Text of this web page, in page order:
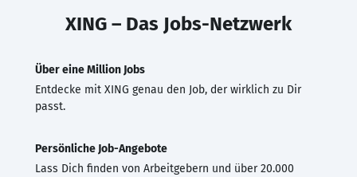
XING – Das Jobs-Netzwerk
Über eine Million Jobs
Entdecke mit XING genau den Job, der wirklich zu Dir
passt.
Persönliche Job-Angebote
Lass Dich finden von Arbeitgebern und über 20.000